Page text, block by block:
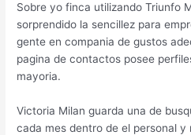
Sobre yo finca utilizando Triunfo
sorprendido la sencillez para
gente en compania de gustos
pagina de contactos posee
mayoria.
Victoria Milan guarda una de
cada mes dentro de el personal